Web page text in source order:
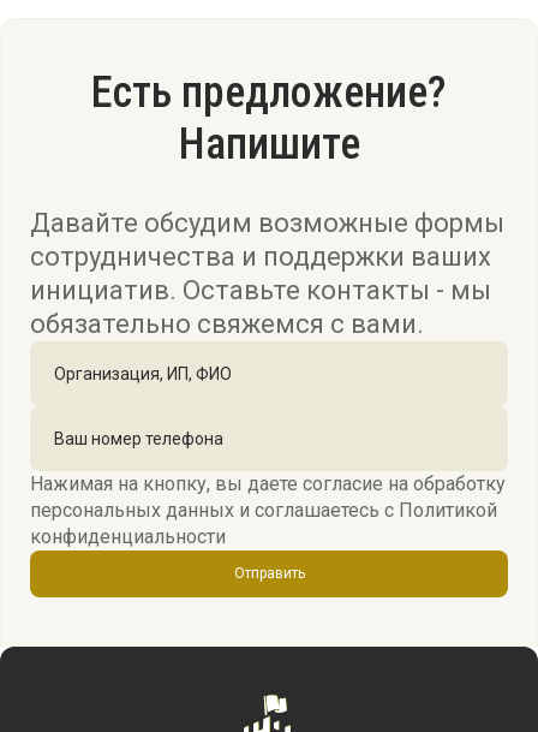
Есть предложение?
Напишите
Давайте обсудим возможные формы
сотрудничества и поддержки ваших
инициатив. Оставьте контакты - мы
обязательно свяжемся с вами.
Нажимая на кнопку, вы даете согласие на обработку
персональных данных и соглашаетесь c Политикой
конфиденциальности
Отправить